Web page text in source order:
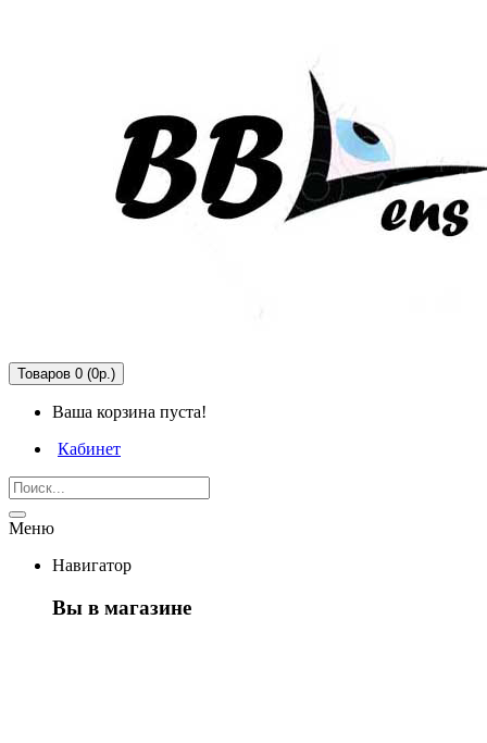
Товаров 0 (0р.)
Ваша корзина пуста!
Кабинет
Меню
Навигатор
Вы в магазине